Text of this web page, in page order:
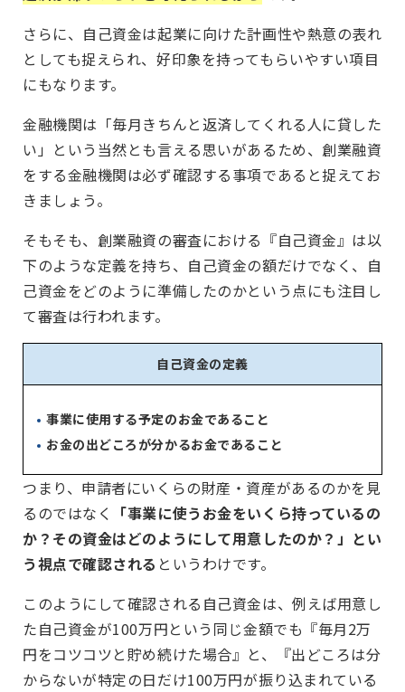
さらに、 自己資金は起業に向けた計画性や熱意の表れ
としても捉えられ、好印象を持ってもらいやすい項目
にもなります。
金融機関は「毎月きちんと返済してくれる人に貸した
い」という当然とも言える思いがあるため、創業融資
をする金融機関は必ず確認する事項であると捉えてお
きましょう。
そもそも、創業融資の審査における『自己資金』は以
下のような定義を持ち、自己資金の額だけでなく、自
己資金をどのように準備したのかという点にも注目し
て審査は行われます。
自己資金の定義
事業に使用する予定のお金であること
お金の出どころが分かるお金であること
つまり、申請者にいくらの財産・資産があるのかを見
るのではなく 「事業に使うお金をいくら持っているの
か？その資金はどのようにして用意したのか？」とい
う視点で確認される というわけです。
このようにして確認される自己資金は、例えば用意し
た自己資金が100万円という同じ金額でも『毎月2万
円をコツコツと貯め続けた場合』と、『出どころは分
からないが特定の日だけ100万円が振り込まれている